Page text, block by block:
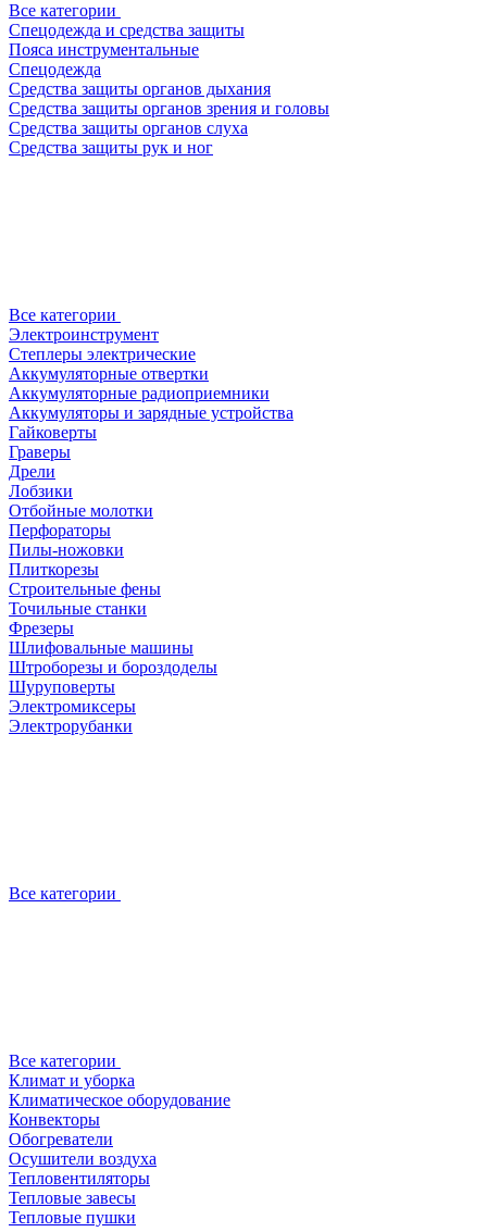
Все категории
Спецодежда и средства защиты
Пояса инструментальные
Спецодежда
Средства защиты органов дыхания
Средства защиты органов зрения и головы
Средства защиты органов слуха
Средства защиты рук и ног
Все категории
Электроинструмент
Степлеры электрические
Аккумуляторные отвертки
Аккумуляторные радиоприемники
Аккумуляторы и зарядные устройства
Гайковерты
Граверы
Дрели
Лобзики
Отбойные молотки
Перфораторы
Пилы-ножовки
Плиткорезы
Строительные фены
Точильные станки
Фрезеры
Шлифовальные машины
Штроборезы и бороздоделы
Шуруповерты
Электромиксеры
Электрорубанки
Все категории
Все категории
Климат и уборка
Климатическое оборудование
Конвекторы
Обогреватели
Осушители воздуха
Тепловентиляторы
Тепловые завесы
Тепловые пушки